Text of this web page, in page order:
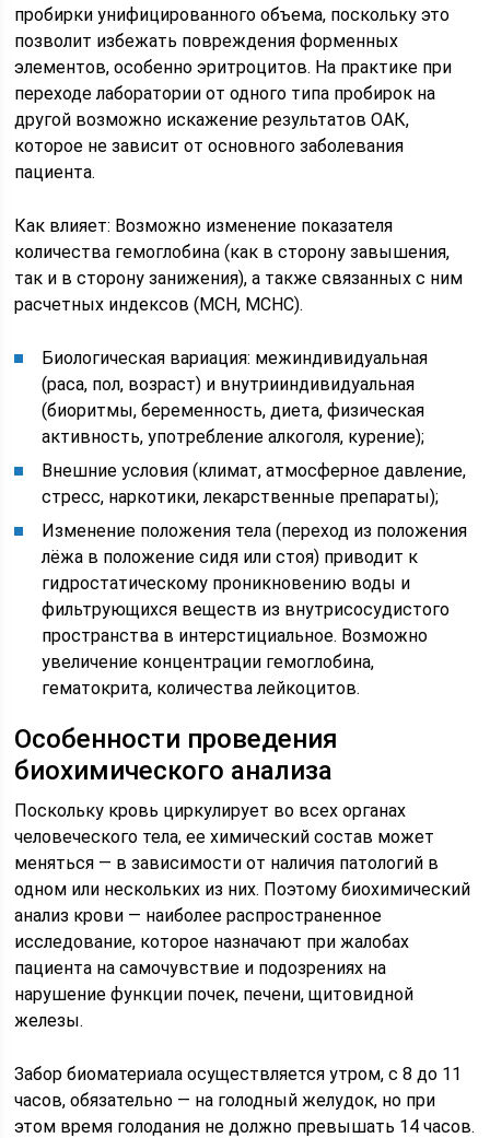
пробирки унифицированного объема, поскольку это
позволит избежать повреждения форменных
элементов, особенно эритроцитов. На практике при
переходе лаборатории от одного типа пробирок на
другой возможно искажение результатов ОАК,
которое не зависит от основного заболевания
пациента.
Как влияет: Возможно изменение показателя
количества гемоглобина (как в сторону завышения,
так и в сторону занижения), а также связанных с ним
расчетных индексов (MCH, MCHC).
Биологическая вариация: межиндивидуальная
(раса, пол, возраст) и внутрииндивидуальная
(биоритмы, беременность, диета, физическая
активность, употребление алкоголя, курение);
Внешние условия (климат, атмосферное давление,
стресс, наркотики, лекарственные препараты);
Изменение положения тела (переход из положения
лёжа в положение сидя или стоя) приводит к
гидростатическому проникновению воды и
фильтрующихся веществ из внутрисосудистого
пространства в интерстициальное. Возможно
увеличение концентрации гемоглобина,
гематокрита, количества лейкоцитов.
Особенности проведения
биохимического анализа
Поскольку кровь циркулирует во всех органах
человеческого тела, ее химический состав может
меняться — в зависимости от наличия патологий в
одном или нескольких из них. Поэтому биохимический
анализ крови — наиболее распространенное
исследование, которое назначают при жалобах
пациента на самочувствие и подозрениях на
нарушение функции почек, печени, щитовидной
железы.
Забор биоматериала осуществляется утром, с 8 до 11
часов, обязательно — на голодный желудок, но при
этом время голодания не должно превышать 14 часов.